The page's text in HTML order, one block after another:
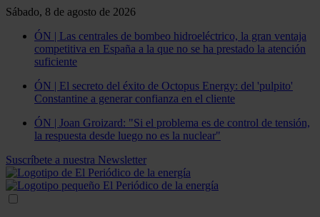
Sábado, 8 de agosto de 2026
ÓN | Las centrales de bombeo hidroeléctrico, la gran ventaja
competitiva en España a la que no se ha prestado la atención
suficiente
ÓN | El secreto del éxito de Octopus Energy: del 'pulpito'
Constantine a generar confianza en el cliente
ÓN | Joan Groizard: "Si el problema es de control de tensión,
la respuesta desde luego no es la nuclear"
Suscríbete a nuestra Newsletter